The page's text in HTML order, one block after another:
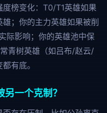
榜变化：T0/T1英雄如果
；你的主力英雄如果被削
际影响；你的英雄池中保
青树英雄（如吕布/赵云/
有底。
一个克制？